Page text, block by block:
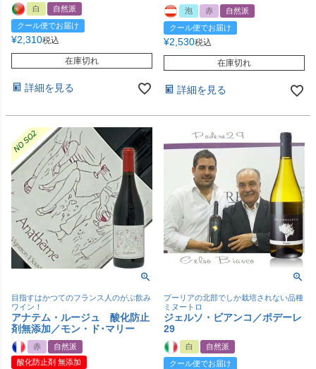
白
自然派
クール便でお届け
¥2,310税込
在庫切れ
詳細を見る
泡 赤
自然派
クール便でお届け
¥2,530税込
在庫切れ
詳細を見る
目指すはかつてのフランス人のがぶ飲み
ワイン！
アナテム・ルージュ 酸化防止
剤無添加／モン・ド･マリー
赤
自然派
酸化防止剤 無添加
プーリアの北部でしか栽培されない品種
ミヌートロ
ジェルソ・ビアンコ／ポデーレ
29
白
自然派
クール便でお届け